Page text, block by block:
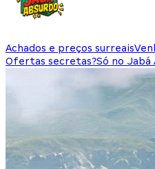
Achados e preços surreais
Ofertas secretas?Só no Jabá